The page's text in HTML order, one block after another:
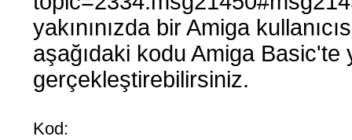
yakınınızda bir Amiga
aşağıdaki kodu Amiga Basic'te
gerçekleştirebilirsiniz.
Kod: